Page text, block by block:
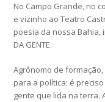
No Campo Grande, no
e vizinho ao Teatro
poesia da nossa Bahia,
DA GENTE.
Agrônomo de
para a política: é
gente que lida na terra.